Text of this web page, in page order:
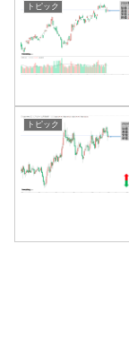
トピック
トピック